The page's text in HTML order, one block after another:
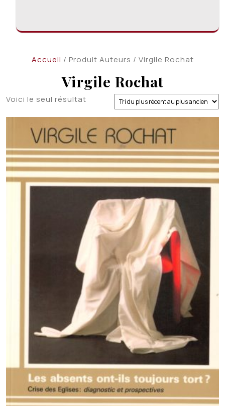
Accueil / Produit Auteurs / Virgile Rochat
Virgile Rochat
Voici le seul résultat